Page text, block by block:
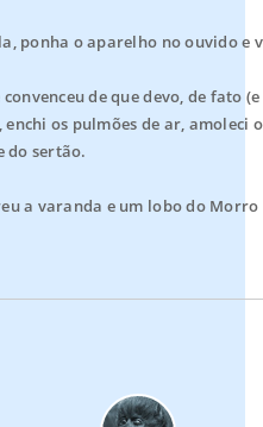
ponha o aparelho no ouvido
convenceu de que devo, de
os pulmões de ar, amoleci
do sertão.
a varanda e um lobo do